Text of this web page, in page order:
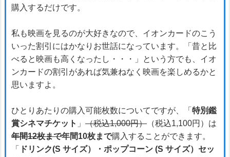
購入するだけです。
私も映画を見るのが大好きなので、イオンカードのこう
いった割引にはかなりお世話になっています。「昔と比
べると映画も高くなったし・・・」という方でも、イオ
ンカードの割引があれば気兼ねなく映画を楽しめるかと
思いますよ。
ひとりあたりの購入可能枚数についてですが、「 特別鑑
賞シネマチケット 」 （税込1,000円） （税込1,100円）は
年間12枚まで年間10枚まで購入することができます。
「
ドリンク(S サイズ）・ポップコーン (S サイズ）セッ